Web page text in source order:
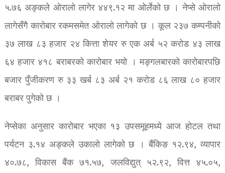
५.७६ अङ्कले ओरालो लागेर ४४९.१२ मा ओर्लेको छ । नेप्से ओरालो
लागेसँगै कारोबार रकमसमेत ओरालो लागेको छ । कूल २३७ कम्पनीको
३७ लाख ८३ हजार २४ कित्ता शेयर रु एक अर्ब ५२ करोड ४३ लाख
६४ हजार ४१८ बराबरको कारोबार भयो । मङ्गलबारको कारोबारपछि
बजार पुँजीकरण रु ३३ खर्ब ८३ अर्ब २१ करोड ८६ लाख ८० हजार
बराबर पुगेको छ ।
नेप्सेका अनुसार कारोबार भएका १३ उपसमूहमध्ये आज होटल तथा
पर्यटन ३.१४ अङ्कले उकालो लागेको छ । बैंकिङ १२.९४, व्यापार
४०.७८, विकास बैंक ७१.५७, जलविद्युत् ५२.९२, वित्त ४५.०५,